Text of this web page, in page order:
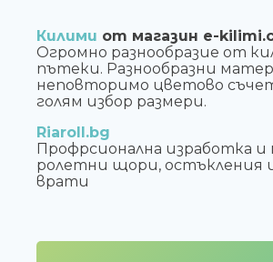
Килими от магазин e-
Огромно разнообразие от
пътеки. Разнообразни
неповторимо цветово
голям избор размери.
Riaroll.bg
Профрсионална изработка
ролетни щори, остъкления
врати